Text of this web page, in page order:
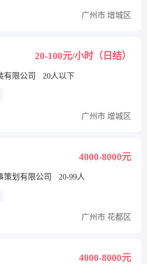
广州市 增城区
20-100元/小时（日结）
有限公司 20人以下
广州市 增城区
4000-8000元
策划有限公司 20-99人
广州市 花都区
4000-8000元